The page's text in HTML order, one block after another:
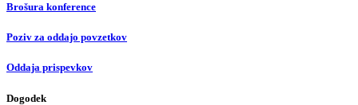
Brošura konference
Poziv za oddajo povzetkov
Oddaja prispevkov
Dogodek